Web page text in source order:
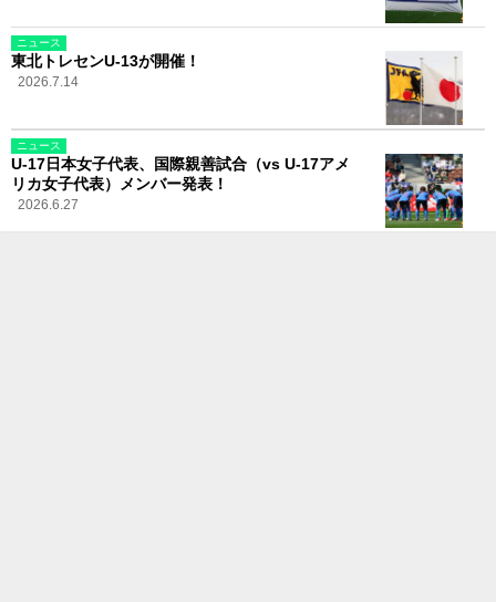
ニュース
東北トレセンU-13が開催！
2026.7.14
ニュース
U-17日本女子代表、国際親善試合（vs U-17アメ
リカ女子代表）メンバー発表！
2026.6.27